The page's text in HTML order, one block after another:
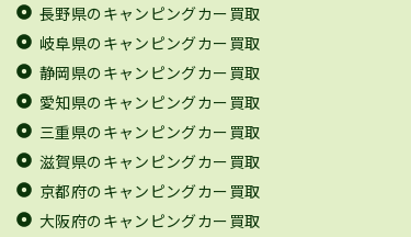
長野県のキャンピングカー買取
岐阜県のキャンピングカー買取
静岡県のキャンピングカー買取
愛知県のキャンピングカー買取
三重県のキャンピングカー買取
滋賀県のキャンピングカー買取
京都府のキャンピングカー買取
大阪府のキャンピングカー買取